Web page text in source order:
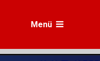
Menü